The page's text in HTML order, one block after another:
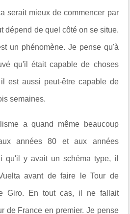
serait mieux de commencer par
dépend de quel côté on se situe.
un phénomène. Je pense qu'à
qu'il était capable de choses
est aussi peut-être capable de
semaines.
a quand même beaucoup
années 80 et aux années
qu'il y avait un schéma type, il
avant de faire le Tour de
Giro. En tout cas, il ne fallait
de France en premier. Je pense